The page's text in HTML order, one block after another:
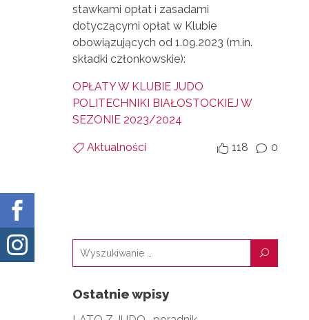


stawkami opłat i zasadami
dotyczącymi opłat w Klubie
obowiązujących od 1.09.2023 (m.in.
składki członkowskie):
OPŁATY W KLUBIE JUDO
POLITECHNIKI BIAŁOSTOCKIEJ W
SEZONIE 2023/2024
 Aktualności  118 v 0
U
Ostatnie wpisy